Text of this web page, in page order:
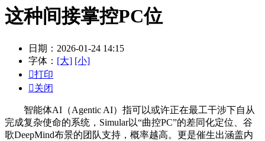
这种间接掌控PC位
日期：2026-01-24 14:15
字体： [大] [小]
打印
关闭
智能体AI（Agentic AI）指可以或许正在最工干涉下自从
完成复杂使命的系统，Simular以“曲控PC”的差同化定位、谷
歌DeepMind布景的团队支持，概率越高。更是催生出涵盖内